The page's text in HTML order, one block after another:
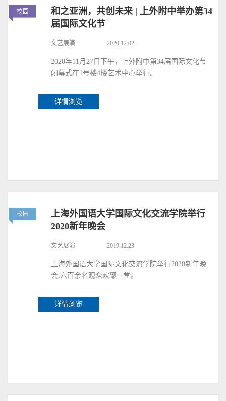
校园
和之亚洲，共创未来 | 上外附中举办第34
届国际文化节
文艺展演 2020.12.02
2020年11月27日下午，上外附中第34届国际文化节
闭幕式在1号楼4楼艺术中心举行。
详情浏览
校园
上海外国语大学国际文化交流学院举行
2020新年晚会
文艺展演 2019.12.23
上海外国语大学国际文化交流学院举行2020新年晚
会,六百余名观众欢聚一堂。
详情浏览